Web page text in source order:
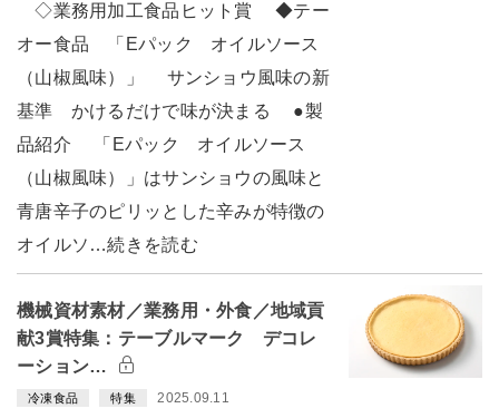
◇業務用加工食品ヒット賞 ◆テー
オー食品 「Eパック オイルソース
（山椒風味）」 サンショウ風味の新
基準 かけるだけで味が決まる ●製
品紹介 「Eパック オイルソース
（山椒風味）」はサンショウの風味と
青唐辛子のピリッとした辛みが特徴の
オイルソ…続きを読む
機械資材素材／業務用・外食／地域貢
献3賞特集：テーブルマーク デコレ
ーション…
冷凍食品 特集 2025.09.11